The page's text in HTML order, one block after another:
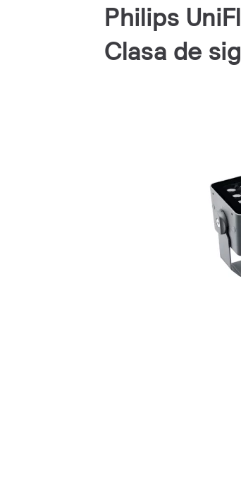
Philips
Clasa de